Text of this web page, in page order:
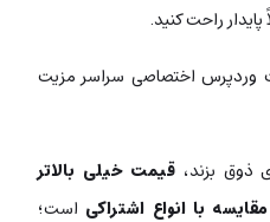
راحت کنید.
وردپرس اختصاصی سراسر مزیت
ذوق بزند، قیمت خیلی بالاتر
با انواع اشتراکیاست؛